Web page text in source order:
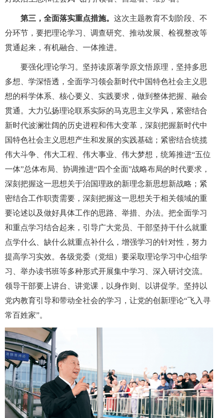
第三，全面落实重点措施。 这次主题教育不划阶段、不
分环节，要把理论学习、调查研究、推动发展、检视整改等
贯通起来，有机融合、一体推进。
要强化理论学习。坚持读原著学原文悟原理，坚持多思
多想、学深悟透，全面学习领会新时代中国特色社会主义思
想的科学体系、核心要义、实践要求，做到整体把握、融会
贯通。大力弘扬理论联系实际的马克思主义学风，紧密结合
新时代波澜壮阔的历史进程和伟大变革，深刻把握新时代中
国特色社会主义思想产生和发展的实践基础；紧密结合统揽
伟大斗争、伟大工程、伟大事业、伟大梦想，统筹推进“五位
一体”总体布局、协调推进“四个全面”战略布局的时代要求，
深刻把握这一思想关于治国理政的新理念新思想新战略；紧
密结合工作职责需要，深刻把握这一思想关于相关领域的重
要论述以及做好具体工作的思路、举措、办法。把全面学习
和重点学习结合起来，引导广大党员、干部坚持干什么就重
点学什么、缺什么就重点补什么，增强学习的针对性，努力
提高学习实效。各级党委（党组）要采取理论学习中心组学
习、举办读书班等多种形式开展集中学习、深入研讨交流。
领导干部要上讲台、讲党课，以身作则、以讲促学。坚持以
党内教育引导和带动全社会的学习，让党的创新理论“飞入寻
常百姓家”。